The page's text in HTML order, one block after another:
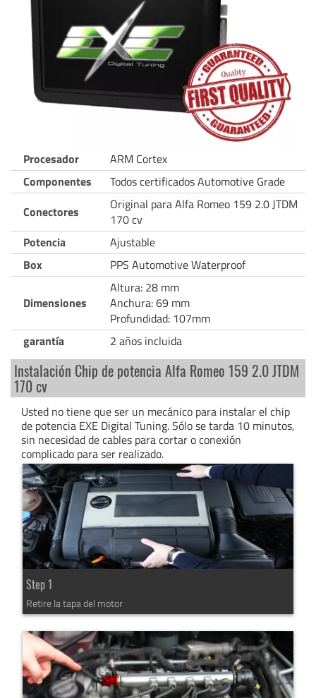
Procesador
ARM Cortex
Componentes
Todos certificados Automotive Grade
Conectores
Original para Alfa Romeo 159 2.0 JTDM
170 cv
Potencia
Ajustable
Box
PPS Automotive Waterproof
Dimensiones
Altura: 28 mm
Anchura: 69 mm
Profundidad: 107mm
garantía
2 años incluida
Instalación Chip de potencia Alfa Romeo 159 2.0 JTDM
170 cv
Usted no tiene que ser un mecánico para instalar el chip
de potencia EXE Digital Tuning. Sólo se tarda 10 minutos,
sin necesidad de cables para cortar o conexión
complicado para ser realizado.
Step 1
Retire la tapa del motor